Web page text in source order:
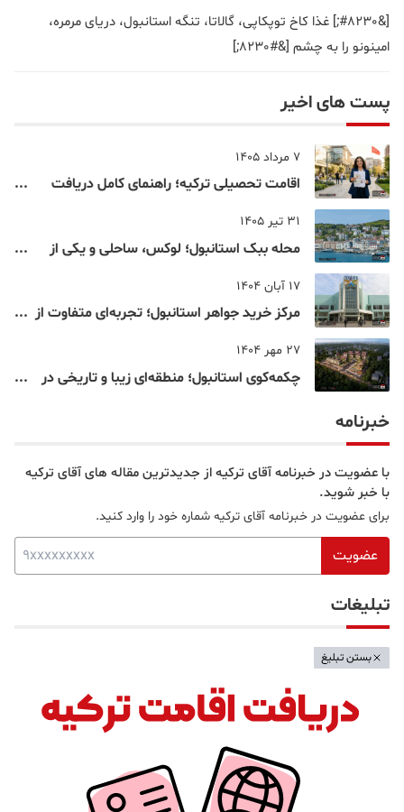
[&#8230;] غذا کاخ توپکاپی، گالاتا، تنگه استانبول، دریای مرمره،
امینونو را به چشم [&#8230;]
پست های اخیر
7 مرداد 1405
اقامت تحصیلی ترکیه؛ راهنمای کامل دریافت
31 تیر 1405
محله ببک استانبول؛ لوکس، ساحلی و یکی از
17 آبان 1404
مرکز خرید جواهر استانبول؛ تجربه‌ای متفاوت از
27 مهر 1404
چکمه‌کوی استانبول؛ منطقه‌ای زیبا و تاریخی در
خبرنامه
با عضویت در خبرنامه آقای ترکیه از جدیدترین مقاله های آقای ترکیه
با خبر شوید.
برای عضویت در خبرنامه آقای ترکیه شماره خود را وارد کنید.
عضویت
تبلیغات
بستن تبلیغ